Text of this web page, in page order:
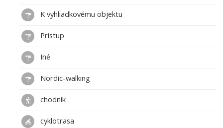
K vyhliadkovému objektu
Prístup
Iné
Nordic-walking
chodník
cyklotrasa